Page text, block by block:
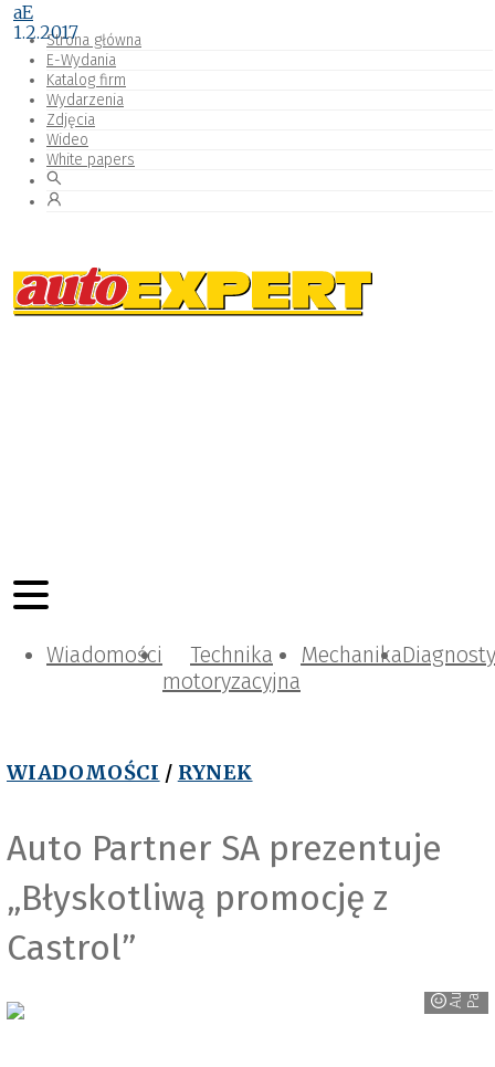
Strona główna
E-Wydania
Katalog firm
Wydarzenia
Zdjęcia
Wideo
White papers
Wiadomości
Technika
motoryzacyjna
Mechanika
WIADOMOŚCI / RYNEK
Auto Partner SA prezentuje
„Błyskotliwą promocję z
Castrol”
A
u
t
o
P
a
r
t
n
er
aE
1.2.2017